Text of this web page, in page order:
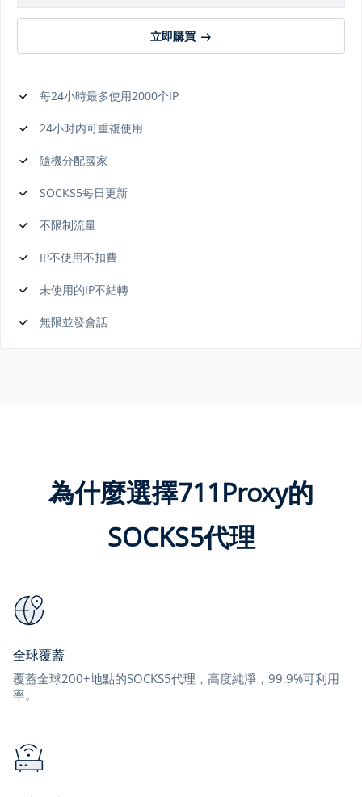
立即購買
每24小時最多使用2000个IP
24小时内可重複使用
隨機分配國家
SOCKS5每日更新
不限制流量
IP不使用不扣費
未使用的IP不結轉
無限並發會話
為什麼選擇711Proxy的
SOCKS5代理
全球覆蓋
覆蓋全球200+地點的SOCKS5代理，高度純淨，99.9%可利用
率。